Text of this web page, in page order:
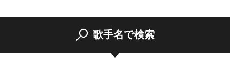
歌手名で検索